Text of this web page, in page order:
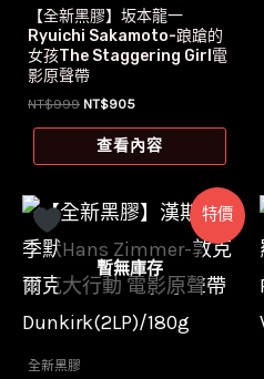
【全新黑膠】坂本龍一
Ryuichi Sakamoto-踉蹌的
女孩The Staggering Girl電
影原聲帶
NT$999 原
格：
NT$905目
價
格：
查看內容
特價
暫無庫存
全新黑膠